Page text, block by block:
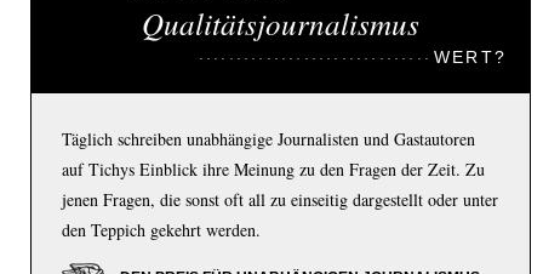
Qualitätsjournalismus
WERT?
Täglich schreiben unabhängige Journalisten und Gastautoren
auf Tichys Einblick ihre Meinung zu den Fragen der Zeit. Zu
jenen Fragen, die sonst oft all zu einseitig dargestellt oder unter
den Teppich gekehrt werden.